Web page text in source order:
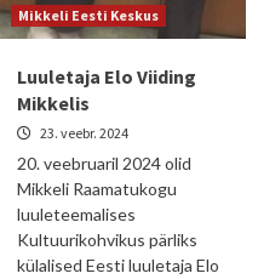
Mikkeli Eesti Keskus
Luuletaja Elo Viiding
Mikkelis
23. veebr. 2024
20. veebruaril 2024 olid
Mikkeli Raamatukogu
luuleteemalises
Kultuurikohvikus pärliks
külalised Eesti luuletaja Elo